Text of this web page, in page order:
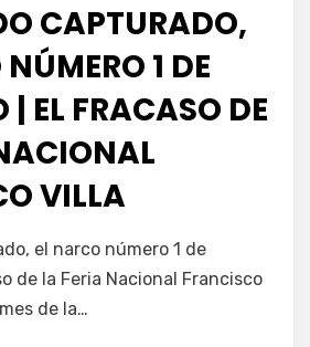
CAPTURADO,
1 DE
| EL FRACASO DE
VILLA
Servín
el narco número 1 de
de la Feria Nacional Francisco
de la…